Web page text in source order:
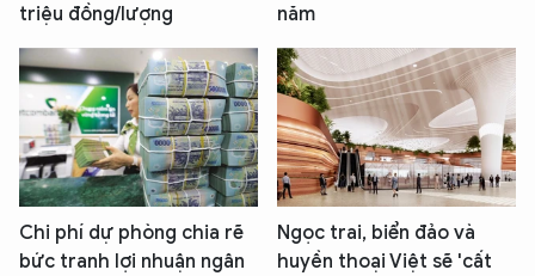
triệu đồng/lượng
năm
Chi phí dự phòng chia rẽ
bức tranh lợi nhuận ngân
Ngọc trai, biển đảo và
huyền thoại Việt sẽ 'cất